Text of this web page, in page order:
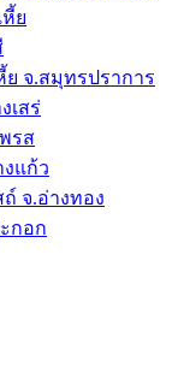
หี้ย
ย จ.สมุทรปราการ
เสร่
รส
แก้ว
จ.อ่างทอง
กอก